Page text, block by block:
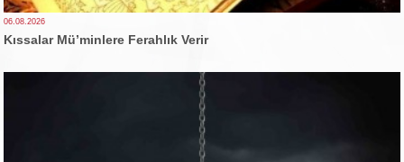
06.08.2026
Kıssalar Mü’minlere Ferahlık Verir